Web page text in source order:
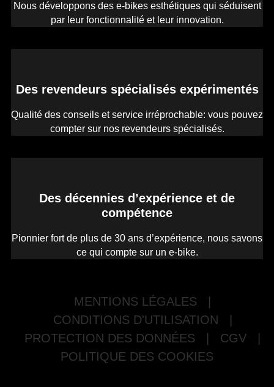
Nous développons des e-bikes esthétiques qui séduisent
par leur fonctionnalité et leur innovation.
Des revendeurs spécialisés expérimentés
Qualité des conseils et service irréprochable: vous pouvez
compter sur nos revendeurs spécialisés.
Des décennies d’expérience et de
compétence
Pionnier fort de plus de 30 ans d’expérience, nous savons
ce qui compte sur un e-bike.
MENTIONS LÉGALES
CONDITIONS D'UTILISATION
PROTECTION DES DONNÉES
CGV
POLITIQUE DES COOKIES